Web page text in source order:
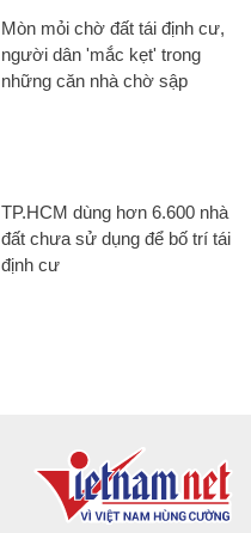
Mòn mỏi chờ đất tái định cư,
người dân 'mắc kẹt' trong
những căn nhà chờ sập
TP.HCM dùng hơn 6.600 nhà
đất chưa sử dụng để bố trí tái
định cư